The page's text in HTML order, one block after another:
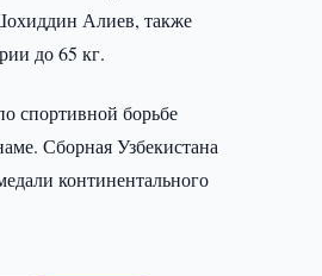
Алиев, также
до 65 кг.
спортивной борьбе
Сборная Узбекистана
континентального